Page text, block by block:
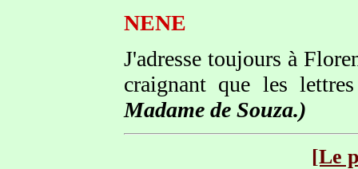
NENE
J'adresse toujours à
craignant que les
Madame de Souza.)
[Le